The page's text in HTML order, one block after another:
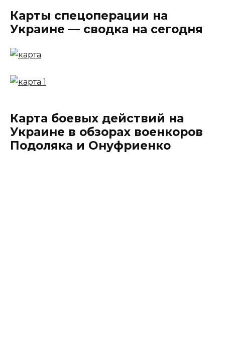
Карты спецоперации на
Украине — сводка на сегодня
Карта боевых действий на
Украине в обзорах военкоров
Подоляка и Онуфриенко